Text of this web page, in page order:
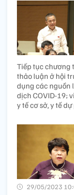
Tiếp tục chương
thảo luận ở hội
dụng các nguồn
dịch COVID-19;
y tế cơ sở, y tế
29/05/2023